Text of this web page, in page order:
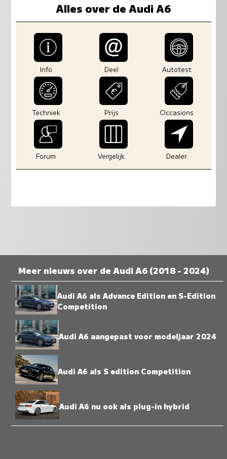
Alles over de Audi A6
Info Deel Autotest
Techniek Prijs Occasions
Forum Vergelijk Dealer
Meer nieuws over de Audi A6 (2018 - 2024)
Audi A6 als Advance Edition en S-Edition
Competition
Audi A6 aangepast voor modeljaar 2024
Audi A6 als S edition Competition
Audi A6 nu ook als plug-in hybrid